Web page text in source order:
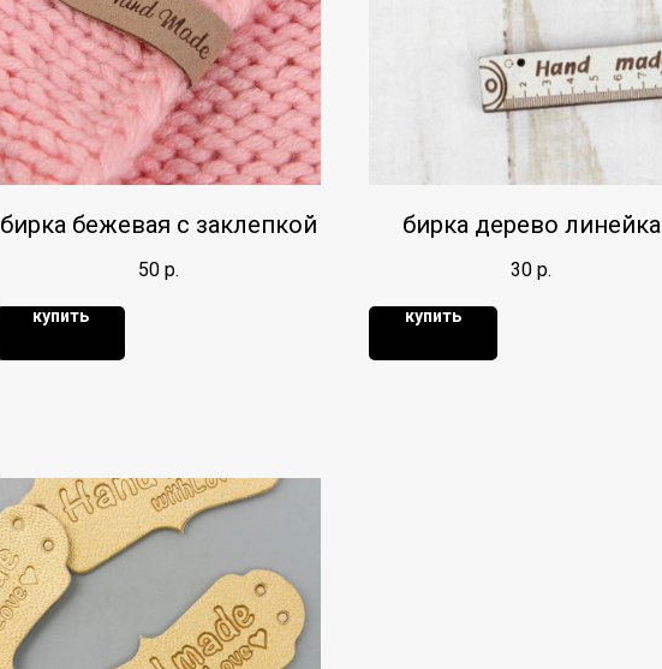
бирка бежевая с заклепкой
50 р.
купить
бирка дерево линейка
30 р.
купить